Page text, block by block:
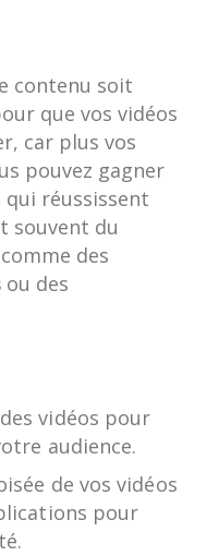
contenu soit
que vos vidéos
car plus vos
pouvez gagner
qui réussissent
souvent du
des
ou des
vidéos pour
audience.
de vos vidéos
pour